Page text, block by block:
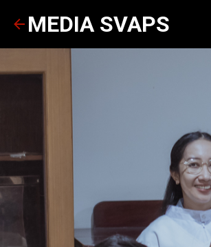
MEDIA SVAPS